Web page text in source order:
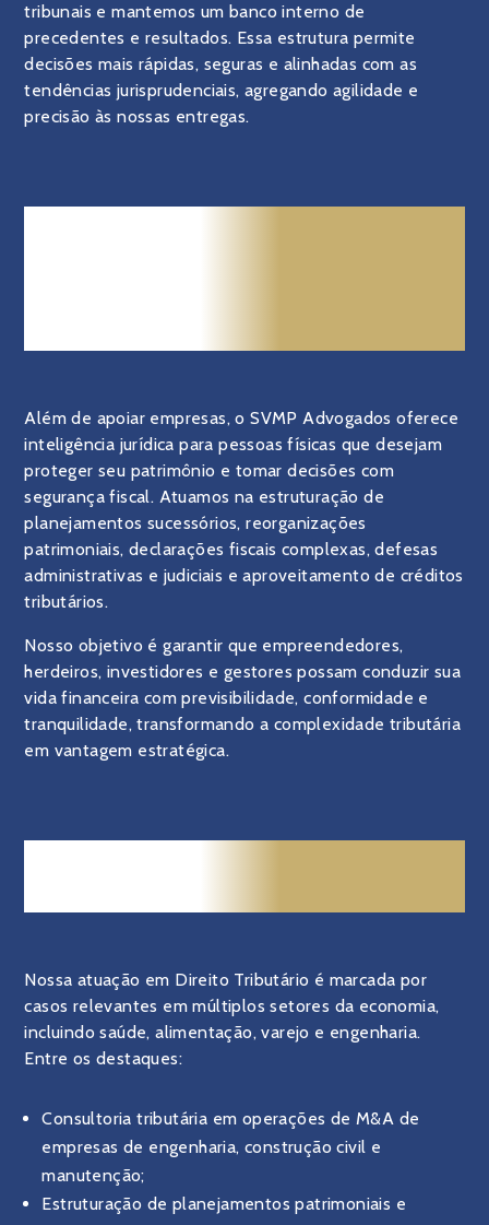
tribunais e mantemos um banco interno de
precedentes e resultados. Essa estrutura permite
decisões mais rápidas, seguras e alinhadas com as
tendências jurisprudenciais, agregando agilidade e
precisão às nossas entregas.
Além de apoiar empresas, o SVMP Advogados oferece
inteligência jurídica para pessoas físicas que desejam
proteger seu patrimônio e tomar decisões com
segurança fiscal. Atuamos na estruturação de
planejamentos sucessórios, reorganizações
patrimoniais, declarações fiscais complexas, defesas
administrativas e judiciais e aproveitamento de créditos
tributários.
Nosso objetivo é garantir que empreendedores,
herdeiros, investidores e gestores possam conduzir sua
vida financeira com previsibilidade, conformidade e
tranquilidade, transformando a complexidade tributária
em vantagem estratégica.
Nossa atuação em Direito Tributário é marcada por
casos relevantes em múltiplos setores da economia,
incluindo saúde, alimentação, varejo e engenharia.
Entre os destaques:
Consultoria tributária em operações de M&A de
empresas de engenharia, construção civil e
manutenção;
Estruturação de planejamentos patrimoniais e